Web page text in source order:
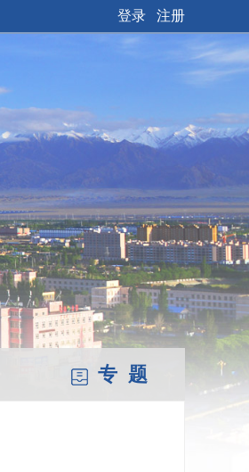
登录 注册
专 题